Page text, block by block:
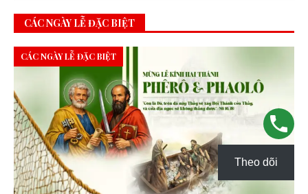
CÁC NGÀY LỄ ĐẶC BIỆT
CÁC NGÀY LỄ ĐẶC BIỆT
Theo dõi